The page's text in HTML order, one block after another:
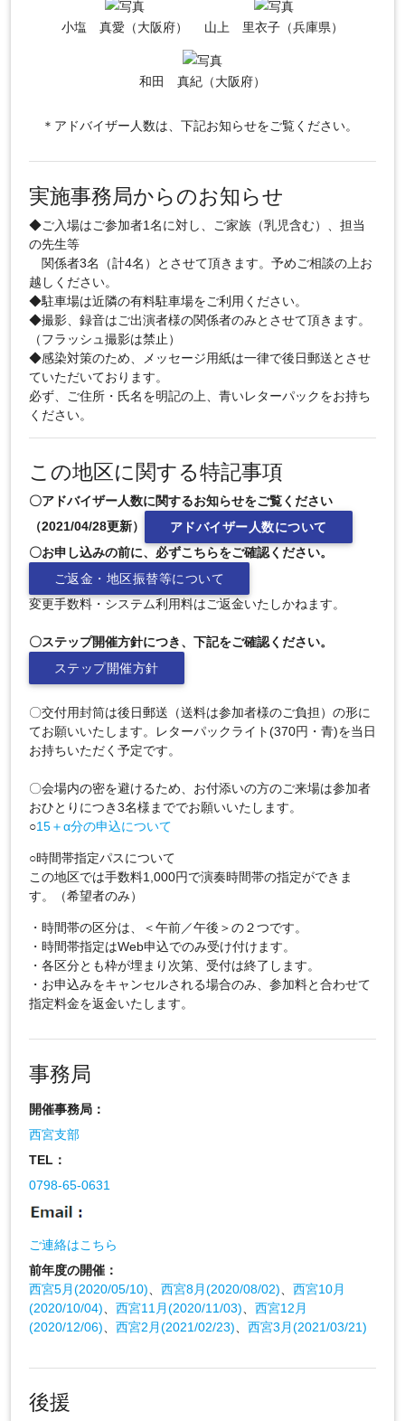
小塩 真愛（大阪府） 山上 里衣子（兵庫県）
和田 真紀（大阪府）
＊アドバイザー人数は、下記お知らせをご覧ください。
実施事務局からのお知らせ
◆ご入場はご参加者1名に対し、ご家族（乳児含む）、担当
の先生等
関係者3名（計4名）とさせて頂きます。予めご相談の上お
越しください。
◆駐車場は近隣の有料駐車場をご利用ください。
◆撮影、録音はご出演者様の関係者のみとさせて頂きます。
（フラッシュ撮影は禁止）
◆感染対策のため、メッセージ用紙は一律で後日郵送とさせ
ていただいております。
必ず、ご住所・氏名を明記の上、青いレターパックをお持ち
ください。
この地区に関する特記事項
〇アドバイザー人数に関するお知らせをご覧ください
（2021/04/28更新）
アドバイザー人数について
〇お申し込みの前に、必ずこちらをご確認ください。
ご返金・地区振替等について
変更手数料・システム利用料はご返金いたしかねます。
〇ステップ開催方針につき、下記をご確認ください。
ステップ開催方針
〇交付用封筒は後日郵送（送料は参加者様のご負担）の形に
てお願いいたします。レターパックライト(370円・青)を当日
お持ちいただく予定です。
〇会場内の密を避けるため、お付添いの方のご来場は参加者
おひとりにつき3名様まででお願いいたします。
○15＋α分の申込について
○時間帯指定パスについて
この地区では手数料1,000円で演奏時間帯の指定ができま
す。（希望者のみ）
・時間帯の区分は、＜午前／午後＞の２つです。
・時間帯指定はWeb申込でのみ受け付けます。
・各区分とも枠が埋まり次第、受付は終了します。
・お申込みをキャンセルされる場合のみ、参加料と合わせて
指定料金を返金いたします。
事務局
開催事務局：
西宮支部
TEL：
0798-65-0631
ご連絡はこちら
前年度の開催：
西宮5月(2020/05/10)
西宮8月(2020/08/02)
西宮10月
(2020/10/04)
西宮11月(2020/11/03)
西宮12月
(2020/12/06)
西宮2月(2021/02/23) 西宮3月(2021/03/21)
後援